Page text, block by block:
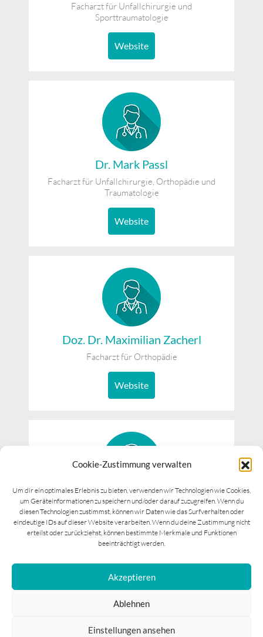
Cookie-Zustimmung verwalten
Um dir ein optimales Erlebnis zu bieten, verwenden wir Technologien wie Cookies,
um Geräteinformationen zu speichern und/oder darauf zuzugreifen. Wenn du
diesen Technologien zustimmst, können wir Daten wie das Surfverhalten oder
eindeutige IDs auf dieser Website verarbeiten. Wenn du deine Zustimmung nicht
erteilst oder zurückziehst, können bestimmte Merkmale und Funktionen
beeinträchtigt werden.
Akzeptieren
Ablehnen
Einstellungen ansehen
Facharzt für Unfallchirurgie und
Sporttraumatologie
Website
Dr. Mark Passl
Facharzt für Unfallchirurgie, Orthopädie und
Traumatologie
Website
Doz. Dr. Maximilian Zacherl
Facharzt für Orthopädie
Website
Dr. Martin Kuttnig
Facharzt für Orthopädie und Unfallchirurg mit
Schwerpunkt Handchirurgie
COPYRIGHT © 2026 THERAPIEINSTITUT WITTGRUBER